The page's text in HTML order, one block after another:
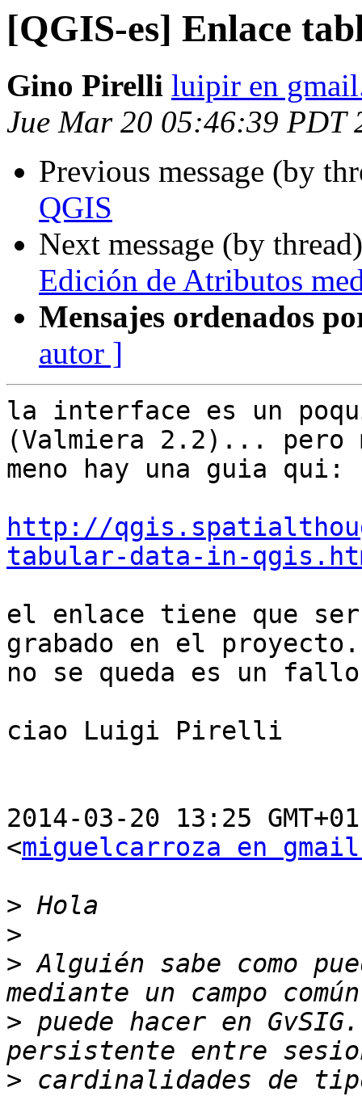
[QGIS-es] Enlace
Gino Pirelli luipir en
Jue Mar 20 05:46:39 PDT
Previous message (by
QGIS
Next message (by
Edición de Atributos
Mensajes ordenados
autor ]
la interface es un
(Valmiera 2.2)... pero
meno hay una guia qui:
http://
tabular-data-in-
el enlace tiene que
grabado en el
no se queda es un
ciao Luigi Pirelli
2014-03-20 13:25
<miguelcarroza en
>
>
> Alguién sabe como
> puede hacer en
> cardinalidades de